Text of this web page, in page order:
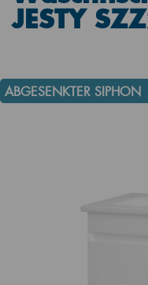
JESTY
ABGESENKTER SIPHON